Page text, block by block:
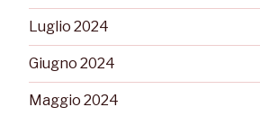
Luglio 2024
Giugno 2024
Maggio 2024